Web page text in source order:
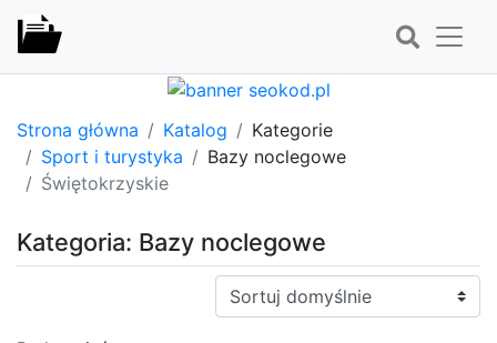
Strona główna Katalog
Kategorie
Sport i turystyka
Bazy noclegowe
Świętokrzyskie
Kategoria: Bazy noclegowe
Sortuj: